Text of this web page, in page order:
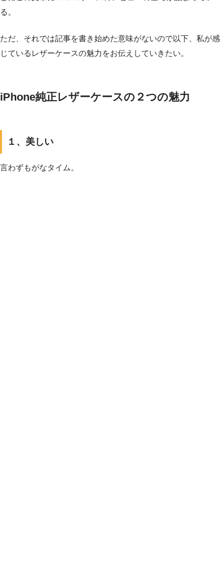
る。
ただ、それでは記事を書き始めた意味がないので以下、私が感
じているレザーケースの魅力をお伝えしていきたい。
iPhone純正レザーケースの２つの魅力
１、美しい
言わずもがなタイム。